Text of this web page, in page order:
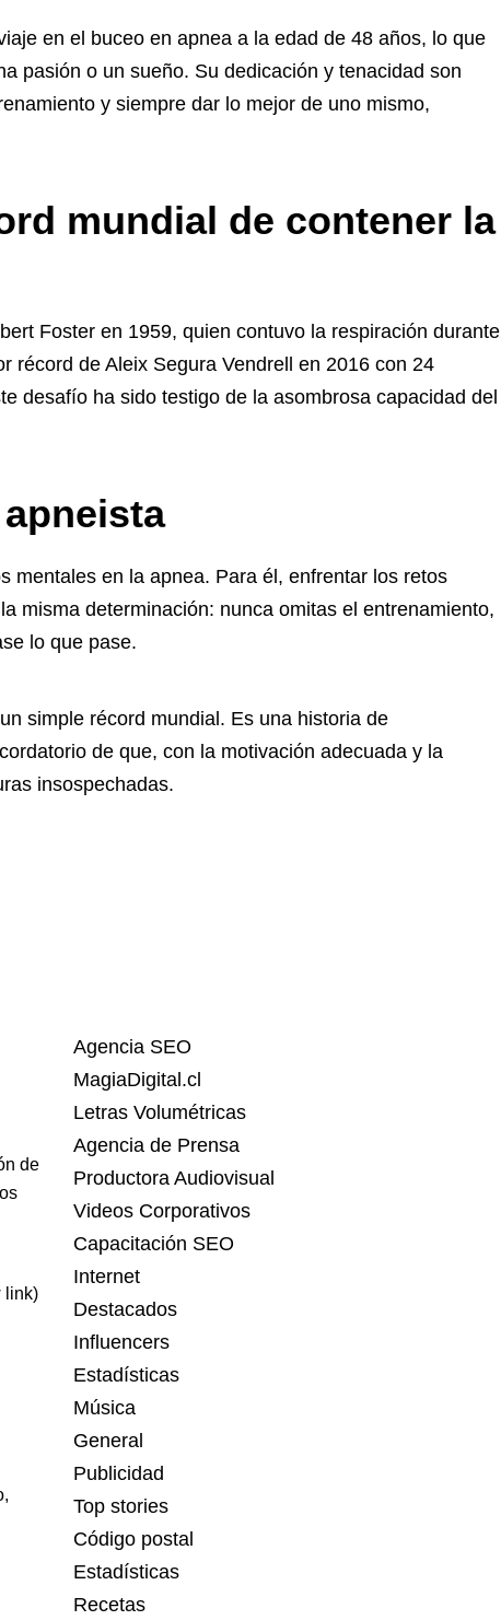
en el buceo en apnea a la edad de 48 años, lo que
pasión o un sueño. Su dedicación y tenacidad son
y siempre dar lo mejor de uno mismo,
mundial de contener la
Foster en 1959, quien contuvo la respiración durante
récord de Aleix Segura Vendrell en 2016 con 24
desafío ha sido testigo de la asombrosa capacidad del
mentales en la apnea. Para él, enfrentar los retos
misma determinación: nunca omitas el entrenamiento,
lo que pase.
simple récord mundial. Es una historia de
de que, con la motivación adecuada y la
insospechadas.
de
link)
Agencia SEO
MagiaDigital.cl
Letras Volumétricas
Agencia de Prensa
Productora Audiovisual
Videos Corporativos
Capacitación SEO
Internet
Destacados
Influencers
Estadísticas
Música
General
Publicidad
Top stories
Código postal
Estadísticas
Recetas